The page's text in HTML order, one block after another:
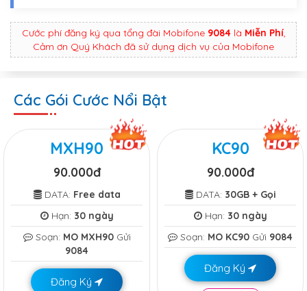
Cước phí đăng ký qua tổng đài Mobifone 9084là Miễn Phí,
Cảm ơn Quý Khách đã sử dụng dịch vụ của Mobifone
Các Gói Cước Nổi Bật
MXH90
90.000đ
DATA: Free data
Hạn: 30 ngày
Soạn: MO MXH90Gửi
9084
Đăng Ký
KC90
90.000đ
DATA: 30GB + Gọi
Hạn: 30 ngày
Soạn: MO KC90 Gửi 9084
Đăng Ký